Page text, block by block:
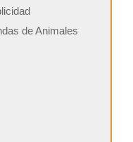
de Animales